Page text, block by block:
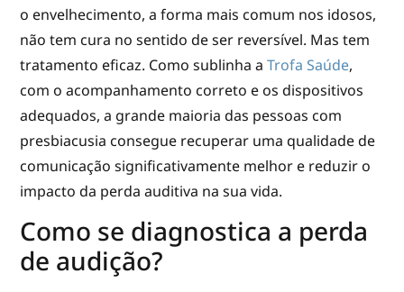
o envelhecimento, a forma mais comum nos idosos,
não tem cura no sentido de ser reversível. Mas tem
tratamento eficaz. Como sublinha aTrofa Saúde,
com o acompanhamento correto e os dispositivos
adequados, a grande maioria das pessoas com
presbiacusia consegue recuperar uma qualidade de
comunicação significativamente melhor e reduzir o
impacto da perda auditiva na sua vida.
Como se diagnostica a perda
de audição?